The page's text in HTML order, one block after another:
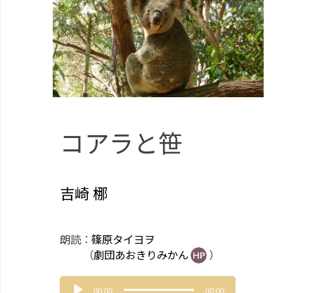
コアラと笹
吉崎 梛
朗読： 篠原タイヨヲ
（劇団あおきりみかん ）
音
00:00 00:00